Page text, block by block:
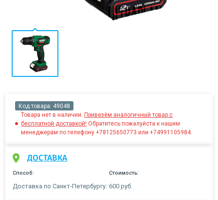
Код товара: 49048
Товара нет в наличии. Привезём аналогичный товар с
бесплатной доставкой! Обратитесь пожалуйста к нашим
менеджерам по телефону +78125650773 или +74991105984.
ДОСТАВКА
Способ: Стоимость:
Доставка по Санкт-Петербургу: 600 руб.